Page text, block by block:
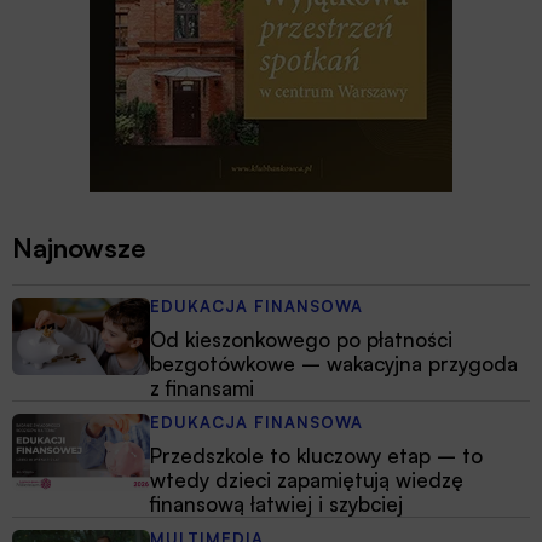
Najnowsze
EDUKACJA FINANSOWA
Od kieszonkowego po płatności
bezgotówkowe – wakacyjna przygoda
z finansami
EDUKACJA FINANSOWA
Przedszkole to kluczowy etap – to
wtedy dzieci zapamiętują wiedzę
finansową łatwiej i szybciej